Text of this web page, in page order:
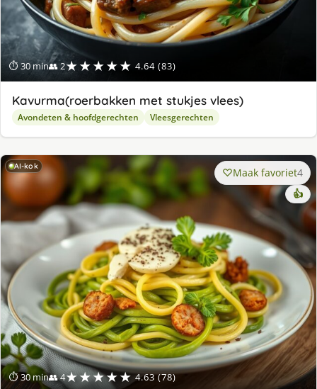
⏱ 30 min👥 2★★★★★ 4.64 (83)
Kavurma(roerbakken met stukjes vlees)
Avondeten & hoofdgerechten Vleesgerechten
AI-kok
⏱ 30 min👥 4★★★★★ 4.63 (78)
Maak favoriet4
👍